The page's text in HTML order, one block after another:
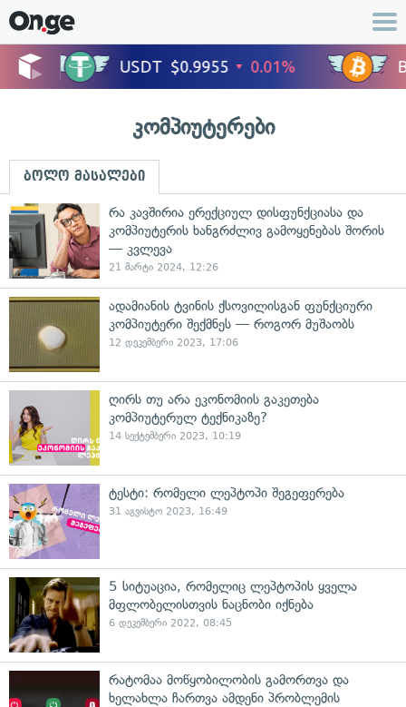
კომპიუტერები
ბოლო მასალები
რა კავშირია ერექციულ დისფუნქციასა და
კომპიუტერის ხანგრძლივ გამოყენებას შორის
— კვლევა
21 მარტი 2024, 12:26
ადამიანის ტვინის ქსოვილისგან ფუნქციური
კომპიუტერი შექმნეს — როგორ მუშაობს
12 დეკემბერი 2023, 17:06
ღირს თუ არა ეკონომიის გაკეთება
კომპიუტერულ ტექნიკაზე?
14 სექტემბერი 2023, 10:19
ტესტი: რომელი ლეპტოპი შეგეფერება
31 აგვისტო 2023, 16:49
5 სიტუაცია, რომელიც ლეპტოპის ყველა
მფლობელისთვის ნაცნობი იქნება
6 დეკემბერი 2022, 08:45
რატომაა მოწყობილობის გამორთვა და
ხელახლა ჩართვა ამდენი პრობლემის